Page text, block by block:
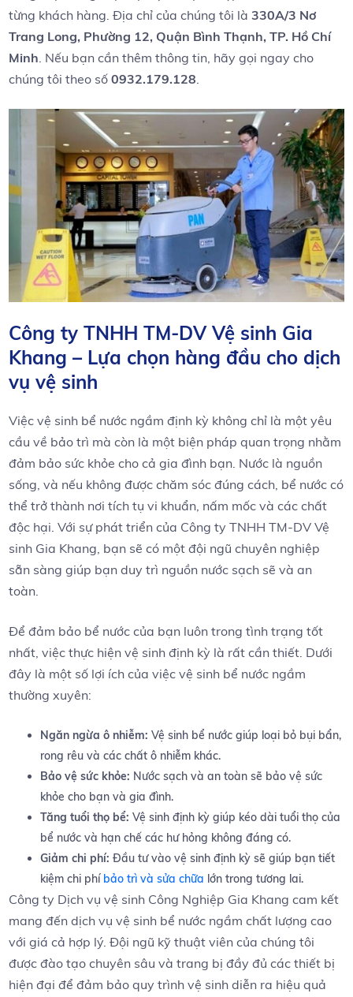
từng khách hàng. ‍Địa chỉ của chúng tôi là330A/3 Nơ
Trang Long, Phường 12, ‍Quận ​Bình Thạnh, TP.​ Hồ⁢ Chí
Minh. Nếu bạn cần thêm thông ‌tin, ‌hãy gọi​ ngay cho
chúng tôi theo số0932.179.128.
Công ty TNHH TM-DV Vệ sinh Gia
Khang – ‍Lựa chọn hàng ⁤đầu cho dịch
vụ​ vệ sinh
Việc vệ sinh bể nước ngầm định‌ kỳ không chỉ là một ‌yêu
cầu về bảo trì mà còn là ⁤một‌ biện⁤ pháp quan trọng nhằm
đảm bảo sức khỏe cho ⁢cả gia⁣ đình bạn. Nước là nguồn
⁤sống, và nếu không được ⁢chăm sóc đúng cách, bể nước có
thể trở thành nơi tích tụ vi​ khuẩn, nấm ⁣mốc và các chất
độc hại. Với ⁣sự ⁤phát triển của Công ty TNHH‍ TM-DV Vệ
sinh ‍Gia Khang, bạn​ sẽ có một đội ngũ ​chuyên ⁣nghiệp
sẵn ⁢sàng​ giúp bạn duy trì⁤ nguồn nước ⁣sạch ​sẽ và an
toàn.
Để đảm⁤ bảo bể nước của ⁢bạn luôn trong tình ‍trạng ‌tốt
nhất, việc thực hiện vệ sinh định kỳ ⁣là rất cần ⁣thiết. Dưới
đây‍ là một số lợi ích của ⁤việc vệ sinh‌ bể nước ⁣ngầm
thường xuyên:
Ngăn ngừa ô ⁢nhiễm: Vệ sinh bể nước giúp loại bỏ bụi bẩn,
rong rêu và các⁢ chất ô‌ nhiễm khác.
Bảo vệ sức khỏe: Nước sạch​ và‌ an ⁣toàn sẽ bảo vệ sức
khỏe cho⁤ bạn và gia đình.
Tăng tuổi thọ ⁤bể: Vệ ⁢sinh định ⁤kỳ giúp⁣ kéo dài tuổi thọ ⁣của
bể nước và hạn chế các hư hỏng‌ không đáng có.
Giảm ⁢chi phí: Đầu⁤ tư ‍vào ⁣vệ ‍sinh⁤ định kỳ sẽ giúp bạn tiết⁤
kiệm⁣ chi ⁢phí bảo trì và sửa chữa lớn trong tương lai.
Công ty Dịch vụ vệ sinh Công Nghiệp ⁣Gia Khang cam kết
mang đến dịch vụ vệ sinh bể nước‌ ngầm ‍chất lượng cao
‌với giá cả hợp⁢ lý. Đội ngũ kỹ thuật ‌viên của ⁣chúng tôi
‍được đào‌ tạo chuyên‍ sâu và ⁤trang bị đầy đủ các thiết⁣ bị
hiện ⁤đại để đảm bảo ‍quy trình vệ sinh diễn ra hiệu quả